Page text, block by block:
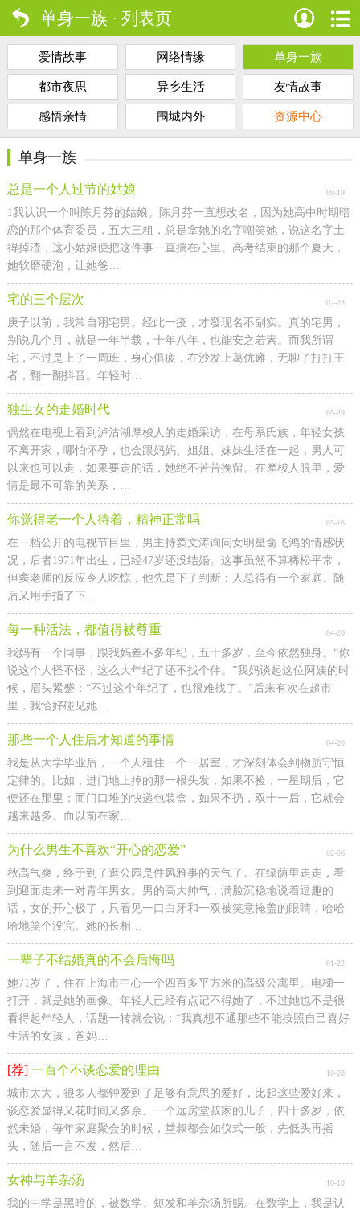
单身一族 · 列表页
爱情故事 网络情缘 单身一族
都市夜思 异乡生活 友情故事
感悟亲情 围城内外 资源中心
单身一族
总是一个人过节的姑娘 09-19
1我认识一个叫陈月芬的姑娘。陈月芬一直想改名，因为她高中时期暗
恋的那个体育委员，五大三粗，总是拿她的名字嘲笑她，说这名字土
得掉渣，这小姑娘便把这件事一直揣在心里。高考结束的那个夏天，
她软磨硬泡，让她爸…
宅的三个层次 07-23
庚子以前，我常自诩宅男。经此一疫，才發现名不副实。真的宅男，
别说几个月，就是一年半载，十年八年，也能安之若素。而我所谓
宅，不过是上了一周班，身心俱疲，在沙发上葛优瘫，无聊了打打王
者，翻一翻抖音。年轻时…
独生女的走婚时代 05-29
偶然在电视上看到泸沽湖摩梭人的走婚采访，在母系氏族，年轻女孩
不离开家，哪怕怀孕，也会跟妈妈、姐姐、妹妹生活在一起，男人可
以来也可以走，如果要走的话，她绝不苦苦挽留。在摩梭人眼里，爱
情是最不可靠的关系，…
你觉得老一个人待着，精神正常吗 05-16
在一档公开的电视节目里，男主持窦文涛询问女明星俞飞鸿的情感状
况，后者1971年出生，已经47岁还没结婚。这事虽然不算稀松平常，
但窦老师的反应令人吃惊，他先是下了判断：人总得有一个家庭。随
后又用手指了下…
每一种活法，都值得被尊重 04-20
我妈有一个同事，跟我妈差不多年纪，五十多岁，至今依然独身。“你
说这个人怪不怪，这么大年纪了还不找个伴。”我妈谈起这位阿姨的时
候，眉头紧蹙：“不过这个年纪了，也很难找了。”后来有次在超市
里，我恰好碰见她…
那些一个人住后才知道的事情 04-20
我是从大学毕业后，一个人租住一个一居室，才深刻体会到物质守恒
定律的。比如，进门地上掉的那一根头发，如果不捡，一星期后，它
便还在那里；而门口堆的快递包装盒，如果不扔，双十一后，它就会
越来越多。而以前在家…
为什么男生不喜欢“开心的恋爱” 02-06
秋高气爽，终于到了逛公园是件风雅事的天气了。在绿荫里走走，看
到迎面走来一对青年男女。男的高大帅气，满脸沉稳地说着逗趣的
话，女的开心极了，只看见一口白牙和一双被笑意掩盖的眼睛，哈哈
哈地笑个没完。她的长相…
一辈子不结婚真的不会后悔吗 01-22
她71岁了，住在上海市中心一个四百多平方米的高级公寓里。电梯一
打开，就是她的画像。年轻人已经有点记不得她了，不过她也不是很
看得起年轻人，话题一转就会说：“我真想不通那些不能按照自己喜好
生活的女孩，爸妈…
[荐] 一百个不谈恋爱的理由 10-28
城市太大，很多人都钟爱到了足够有意思的爱好，比起这些爱好来，
谈恋爱显得又花时间又多余。一个远房堂叔家的儿子，四十多岁，依
然未婚，每年家庭聚会的时候，堂叔都会如仪式一般，先低头再摇
头，随后一言不发，然后…
女神与羊杂汤 10-19
我的中学是黑暗的，被数学、短发和羊杂汤所赐。在数学上，我是认